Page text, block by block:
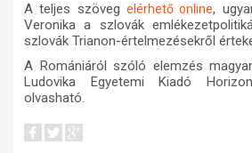
A teljes szöveg elérhető online,
Veronika a szlovák
szlovák Trianon-értelmezésekről
A Romániáról szóló elemzés
Ludovika Egyetemi Kiadó
olvasható.